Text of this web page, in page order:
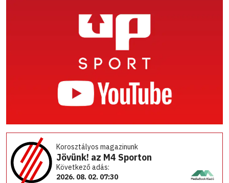
Korosztályos magazinunk
Jövünk! az M4 Sporton
Következő adás:
2026. 08. 02. 07:30